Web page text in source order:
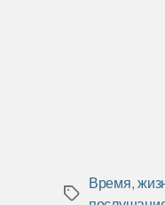
Метки
Время,